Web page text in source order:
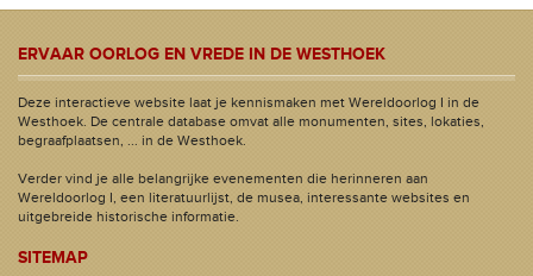
ERVAAR OORLOG EN VREDE IN DE WESTHOEK
Deze interactieve website laat je kennismaken met Wereldoorlog I in de
Westhoek. De centrale database omvat alle monumenten, sites, lokaties,
begraafplaatsen, ... in de Westhoek.
Verder vind je alle belangrijke evenementen die herinneren aan
Wereldoorlog I, een literatuurlijst, de musea, interessante websites en
uitgebreide historische informatie.
SITEMAP